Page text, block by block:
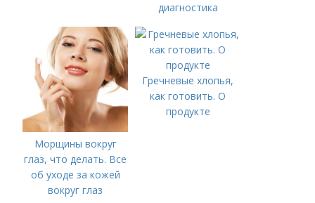
диагностика
Морщины вокруг
глаз, что делать. Все
об уходе за кожей
вокруг глаз
Гречневые хлопья,
как готовить. О
продукте